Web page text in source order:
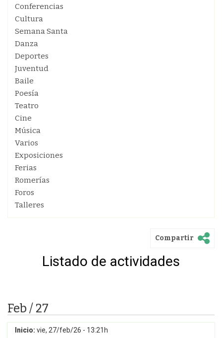
Conferencias
Cultura
Semana Santa
Danza
Deportes
Juventud
Baile
Poesía
Teatro
Cine
Música
Varios
Exposiciones
Ferias
Romerías
Foros
Talleres
Compartir
Listado de actividades
Feb / 27
Inicio: vie, 27/feb/26 - 13:21h